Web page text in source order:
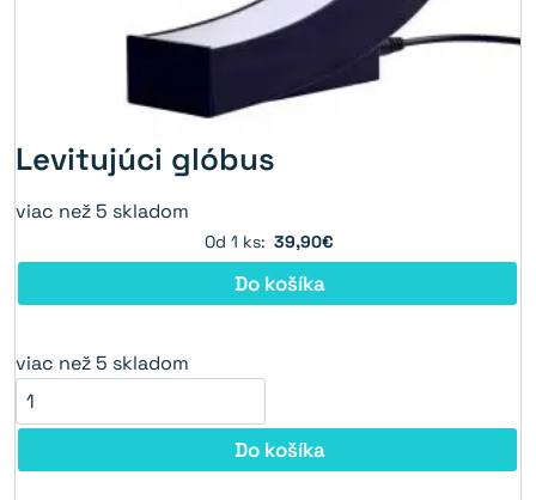
Levitujúci glóbus
viac než 5 skladom
Od 1 ks: 39,90€
Do košíka
viac než 5 skladom
Do košíka